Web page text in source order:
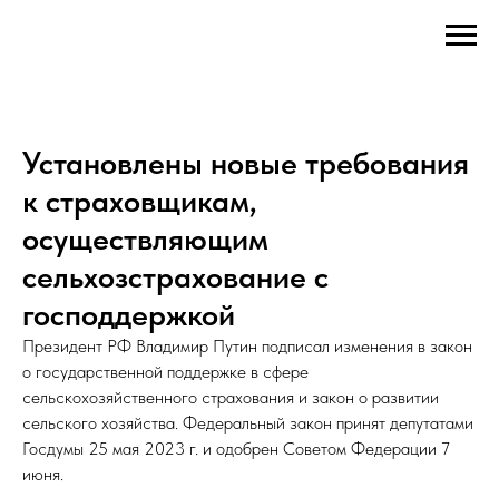
Установлены новые требования
к страховщикам,
осуществляющим
сельхозстрахование с
господдержкой
Президент РФ Владимир Путин подписал изменения в закон
о государственной поддержке в сфере
сельскохозяйственного страхования и закон о развитии
сельского хозяйства. Федеральный закон принят депутатами
Госдумы 25 мая 2023 г. и одобрен Советом Федерации 7
июня.